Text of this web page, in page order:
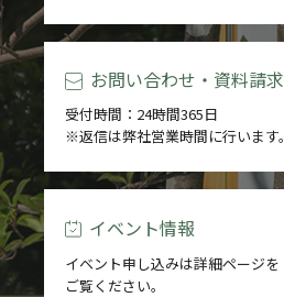
お問い合わせ・資料請求
受付時間：24時間365日
※返信は弊社営業時間に行います。
イベント情報
イベント申し込みは詳細ページを
ご覧ください。